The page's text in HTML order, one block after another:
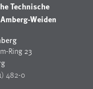
Technische
Weiden
Ring 23
482-0